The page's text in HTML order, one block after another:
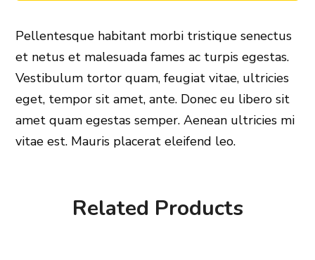
Pellentesque habitant morbi tristique senectus
et netus et malesuada fames ac turpis egestas.
Vestibulum tortor quam, feugiat vitae, ultricies
eget, tempor sit amet, ante. Donec eu libero sit
amet quam egestas semper. Aenean ultricies mi
vitae est. Mauris placerat eleifend leo.
Related Products